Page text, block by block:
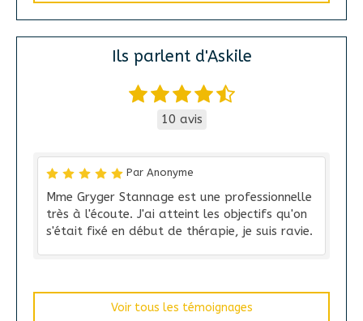
Ils parlent d'Askile
10 avis
Par Anonyme
Mme Gryger Stannage est une professionnelle
très à l'écoute. J'ai atteint les objectifs qu'on
s'était fixé en début de thérapie, je suis ravie.
Voir tous les témoignages